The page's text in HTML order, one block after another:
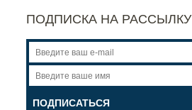
ПОДПИСКА НА РАССЫЛКУ